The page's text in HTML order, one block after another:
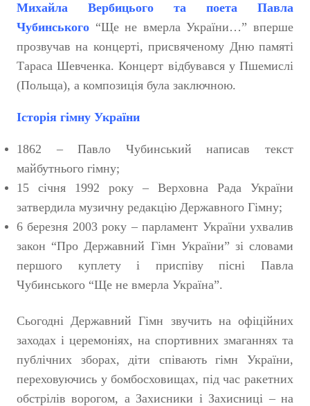
Михайла Вербицього та поета Павла
Чубинського “Ще не вмерла України…” вперше
прозвучав на концерті, присвяченому Дню памяті
Тараса Шевченка. Концерт відбувався у Пшемислі
(Польща), а композиція була заключною.
Історія гімну України
1862 – Павло Чубинський написав текст
майбутнього гімну;
15 січня 1992 року – Верховна Рада України
затвердила музичну редакцію Державного Гімну;
6 березня 2003 року – парламент України ухвалив
закон “Про Державний Гімн України” зі словами
першого куплету і приспіву пісні Павла
Чубинського “Ще не вмерла Україна”.
Сьогодні Державний Гімн звучить на офіційних
заходах і церемоніях, на спортивних змаганнях та
публічних зборах, діти співають гімн України,
переховуючись у бомбосховищах, під час ракетних
обстрілів ворогом, а Захисники і Захисниці – на